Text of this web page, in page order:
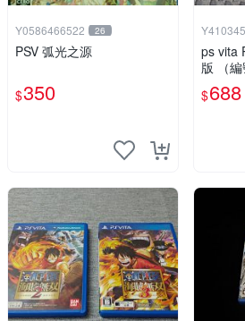
Y0586466522 26
PSV 弧光之源
$350
ps vita
版 （編
$688